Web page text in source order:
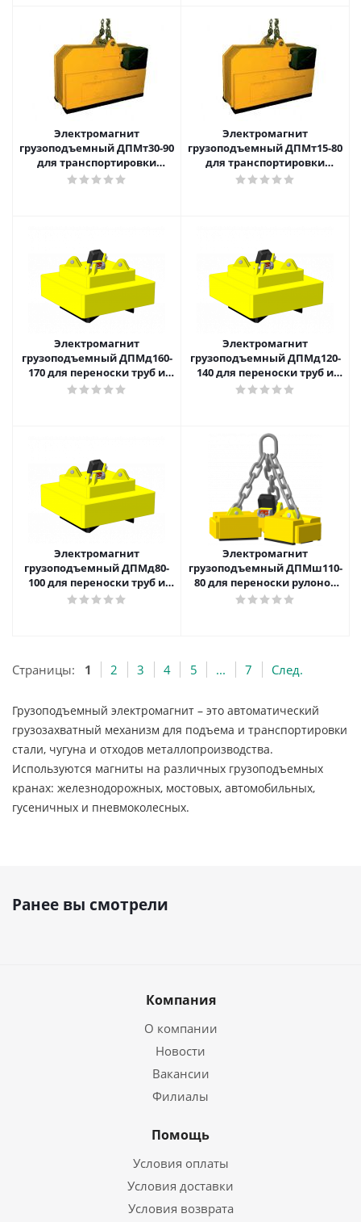
Электромагнит
грузоподъемный ДПМт30-90
для транспортировки
связок труб, арматурного
Электромагнит
грузоподъемный ДПМт15-80
для транспортировки
связок труб, арматурного
Электромагнит
грузоподъемный ДПМд160-
170 для переноски труб и
листовой стали в рулонах
Электромагнит
грузоподъемный ДПМд120-
140 для переноски труб и
листовой стали в рулонах
Электромагнит
грузоподъемный ДПМд80-
100 для переноски труб и
листовой стали в рулонах
Электромагнит
грузоподъемный ДПМш110-
80 для переноски рулонов
за торец
Страницы: 1 2 3 4 5 ... 7 След.
Грузоподъемный электромагнит – это автоматический
грузозахватный механизм для подъема и транспортировки
стали, чугуна и отходов металлопроизводства.
Используются магниты на различных грузоподъемных
кранах: железнодорожных, мостовых, автомобильных,
гусеничных и пневмоколесных.
Ранее вы смотрели
Компания
О компании
Новости
Вакансии
Филиалы
Помощь
Условия оплаты
Условия доставки
Условия возврата